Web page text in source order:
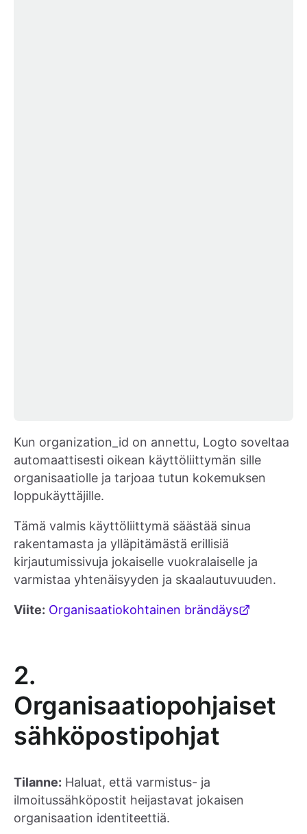
Kun organization_id on annettu, Logto soveltaa
automaattisesti oikean käyttöliittymän sille
organisaatiolle ja tarjoaa tutun kokemuksen
loppukäyttäjille.
Tämä valmis käyttöliittymä säästää sinua
rakentamasta ja ylläpitämästä erillisiä
kirjautumissivuja jokaiselle vuokralaiselle ja
varmistaa yhtenäisyyden ja skaalautuvuuden.
Viite: Organisaatiokohtainen brändäys
2.
Organisaatiopohjaiset
sähköpostipohjat
Tilanne: Haluat, että varmistus- ja
ilmoitussähköpostit heijastavat jokaisen
organisaation identiteettiä.